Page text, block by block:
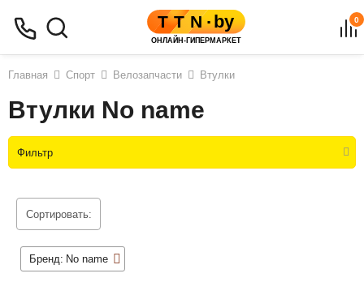
0
Главная Спорт Велозапчасти Втулки
Втулки No name
Фильтр
Сортировать:
Бренд: No name